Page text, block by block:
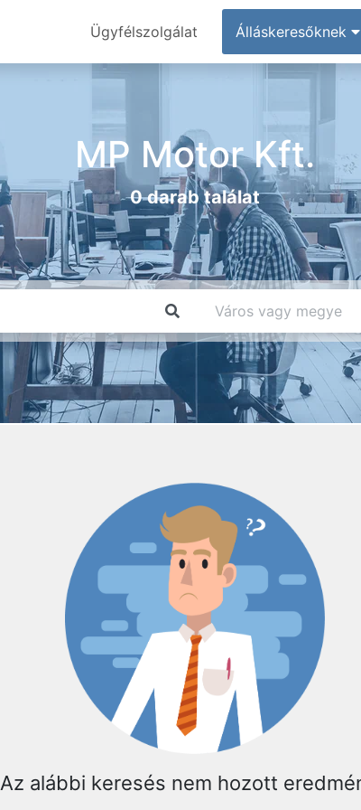
Ügyfélszolgálat Álláskeresőknek
MP Motor Kft.
0 darab találat
Az alábbi keresés nem hozott